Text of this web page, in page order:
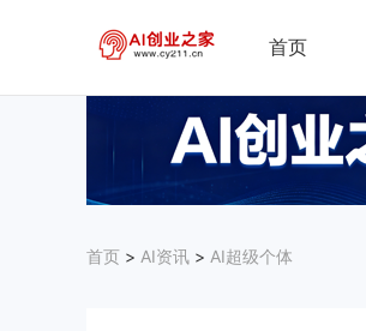
首页
首页 > AI资讯 > AI超级个体